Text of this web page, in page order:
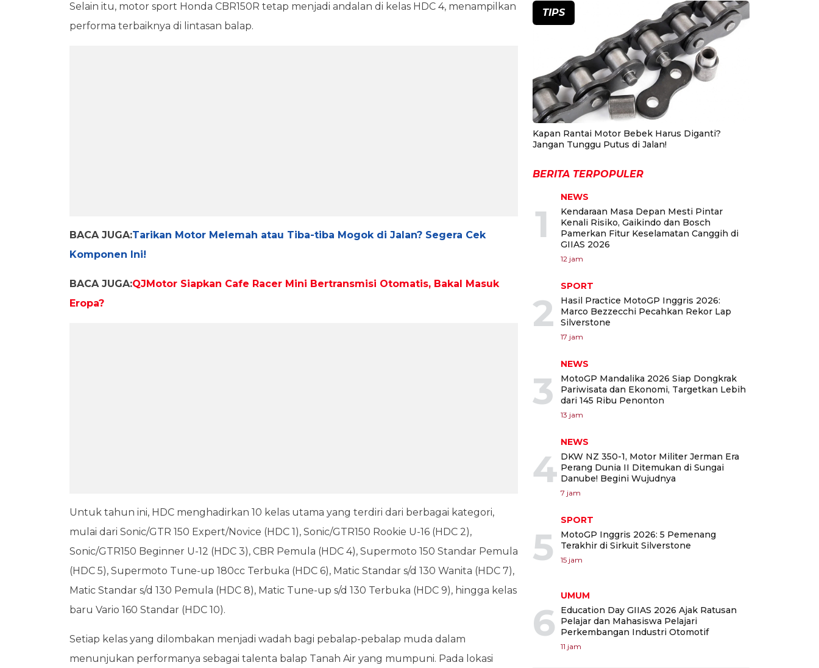
Selain itu, motor sport Honda CBR150R tetap menjadi andalan di kelas HDC 4, menampilkan
performa terbaiknya di lintasan balap.
BACA JUGA:Tarikan Motor Melemah atau Tiba-tiba Mogok di Jalan? Segera Cek
Komponen Ini!
BACA JUGA:QJMotor Siapkan Cafe Racer Mini Bertransmisi Otomatis, Bakal Masuk
Eropa?
Untuk tahun ini, HDC menghadirkan 10 kelas utama yang terdiri dari berbagai kategori,
mulai dari Sonic/GTR 150 Expert/Novice (HDC 1), Sonic/GTR150 Rookie U-16 (HDC 2),
Sonic/GTR150 Beginner U-12 (HDC 3), CBR Pemula (HDC 4), Supermoto 150 Standar Pemula
(HDC 5), Supermoto Tune-up 180cc Terbuka (HDC 6), Matic Standar s/d 130 Wanita (HDC 7),
Matic Standar s/d 130 Pemula (HDC 8), Matic Tune-up s/d 130 Terbuka (HDC 9), hingga kelas
baru Vario 160 Standar (HDC 10).
Setiap kelas yang dilombakan menjadi wadah bagi pebalap-pebalap muda dalam
menunjukan performanya sebagai talenta balap Tanah Air yang mumpuni. Pada lokasi
TIPS
Kapan Rantai Motor Bebek Harus Diganti?
Jangan Tunggu Putus di Jalan!
BERITA TERPOPULER
1
NEWS
Kendaraan Masa Depan Mesti Pintar
Kenali Risiko, Gaikindo dan Bosch
Pamerkan Fitur Keselamatan Canggih di
GIIAS 2026
12 jam
2
SPORT
Hasil Practice MotoGP Inggris 2026:
Marco Bezzecchi Pecahkan Rekor Lap
Silverstone
17 jam
3
NEWS
MotoGP Mandalika 2026 Siap Dongkrak
Pariwisata dan Ekonomi, Targetkan Lebih
dari 145 Ribu Penonton
13 jam
4
NEWS
DKW NZ 350-1, Motor Militer Jerman Era
Perang Dunia II Ditemukan di Sungai
Danube! Begini Wujudnya
7 jam
5
SPORT
MotoGP Inggris 2026: 5 Pemenang
Terakhir di Sirkuit Silverstone
15 jam
6
UMUM
Education Day GIIAS 2026 Ajak Ratusan
Pelajar dan Mahasiswa Pelajari
Perkembangan Industri Otomotif
11 jam